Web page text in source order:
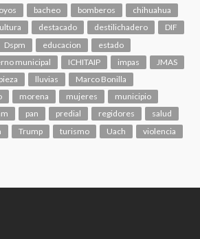
bacheo bomberos
chihuahua
destacado destilichadero
DIF
Dspm educacion
estado
municipal ICHITAIP impas
JMAS
lluvias
Marco Bonilla
morena mujeres
municipio
pan predial regidores
salud
Trump turismo Uach violencia